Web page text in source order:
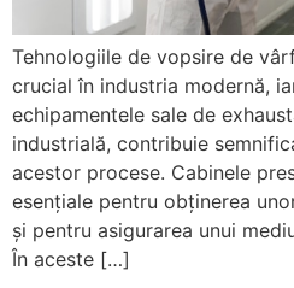
Tehnologiile de vopsire de
crucial în industria modernă,
echipamentele sale de
industrială, contribuie
acestor procese. Cabinele
esențiale pentru obținerea
și pentru asigurarea unui
În aceste […]